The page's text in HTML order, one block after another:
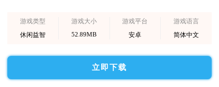
游戏类型
休闲益智
游戏大小
52.89MB
游戏平台
安卓
游戏语言
简体中文
立即下载